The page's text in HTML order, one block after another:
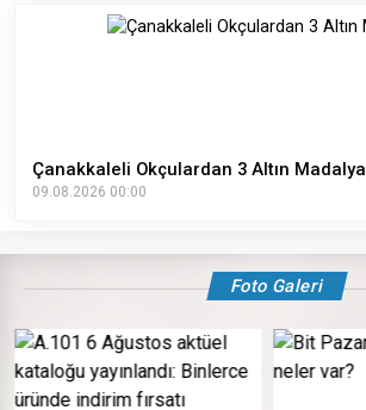
Çanakkaleli Okçulardan 3 Altın Madalya
09.08.2026 00:00
Foto Galeri